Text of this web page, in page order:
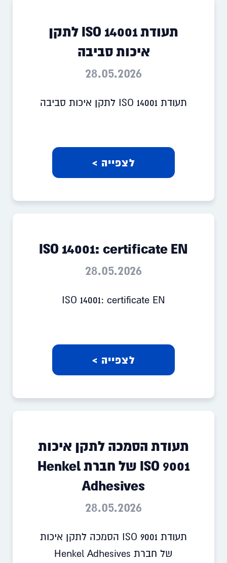
תעודת ISO 14001 לתקן
איכות סביבה
28.05.2026
תעודת ISO 14001 לתקן איכות סביבה
לצפייה >
ISO 14001: certificate EN
28.05.2026
ISO 14001: certificate EN
לצפייה >
תעודת הסמכה לתקן איכות
ISO 9001 של חברת Henkel
Adhesives
28.05.2026
תעודת ISO 9001 הסמכה לתקן איכות
של חברת Henkel Adhesives